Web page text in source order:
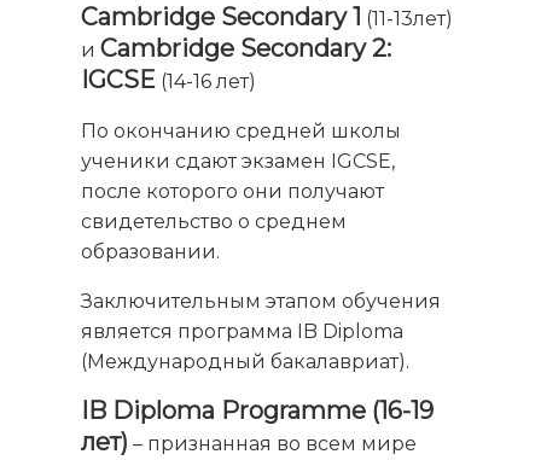
Cambridge Secondary 1 (11-13лет)
иCambridge Secondary 2:
IGCSE (14-16 лет)
По окончанию средней школы
ученики сдают экзамен IGCSE,
после которого они получают
свидетельство о среднем
образовании.
Заключительным этапом обучения
является программа IB Diploma
(Международный бакалавриат).
IB Diploma Programme (16-19
лет) – признанная во всем мире